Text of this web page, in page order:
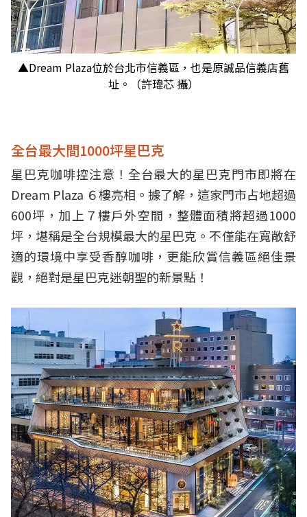
▲Dream Plaza位於台北市信義區，也是原誠品信義店舊
址。（許瑋芯 攝）
全台最大間1000坪星巴克
星巴克咖啡控注意！全台最大的星巴克門市即將在
Dream Plaza ６樓亮相。據了解，這家門市占地超過
600坪，加上７樓戶外空間，整體面積將超過1000
坪，堪稱是全台規模最大的星巴克。不僅能在寬敞舒
適的環境中享受香醇咖啡，更能欣賞信義區絕佳景
觀，絕對是星巴克迷朝聖的新景點！